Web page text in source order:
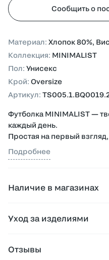
Сообщить о
Материал: Хлопок 80%,
Коллекция: MINIMALIST
Пол: Унисекс
Крой: Oversize
Артикул:
Футболка MINIMALIST —
каждый день.
Простая на первый
Эта футболка — как чистый
создаёшь свой стиль.
форму, остаётся мягким
сковывая движений.
Подробнее
Наличие в магазинах
Уход за изделиями
Отзывы